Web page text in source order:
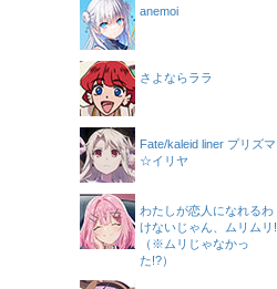
anemoi
さよならララ
Fate/kaleid liner プリズマ
☆イリヤ
わたしが恋人になれるわ
けないじゃん、ムリムリ!
（※ムリじゃなかっ
た!?）